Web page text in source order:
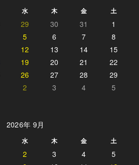
水 木 金 土
29 30 31
1
5 6 7
8
12 13 14
15
19 20 21
22
26 27 28
29
2 3 4 5
2026年 9月
水 木 金 土
2 3 4
5